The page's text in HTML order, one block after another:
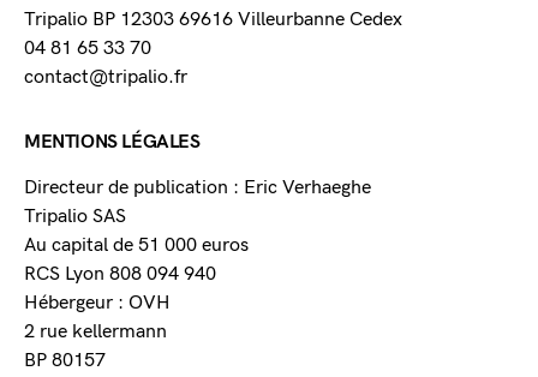
Tripalio BP 12303 69616 Villeurbanne Cedex
04 81 65 33 70
contact@tripalio.fr
MENTIONS LÉGALES
Directeur de publication : Eric Verhaeghe
Tripalio SAS
Au capital de 51 000 euros
RCS Lyon 808 094 940
Hébergeur : OVH
2 rue kellermann
BP 80157